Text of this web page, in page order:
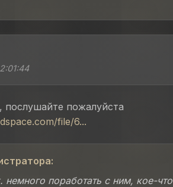
послушайте пожалуйста
file/6...
немного поработать с ним, кое-